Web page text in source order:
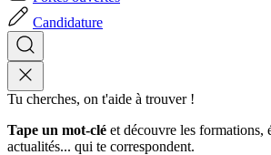
Candidature
Tu cherches, on t'aide à trouver !
Tape un mot-clé et découvre les formations,
actualités... qui te correspondent.